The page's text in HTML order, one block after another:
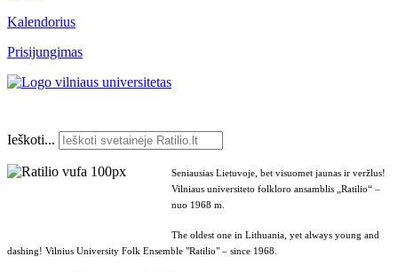
Kalendorius
Prisijungimas
Ieškoti...
Seniausias Lietuvoje, bet visuomet jaunas ir veržlus!
Vilniaus universiteto folkloro ansamblis „Ratilio“ –
nuo 1968 m.
The oldest one in Lithuania, yet always young and
dashing! Vilnius University Folk Ensemble "Ratilio" – since 1968.